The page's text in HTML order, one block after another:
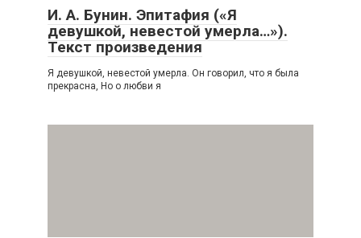
И. А. Бунин. Эпитафия («Я
девушкой, невестой умерла…»).
Текст произведения
Я девушкой, невестой умерла. Он говорил, что я была
прекрасна, Но о любви я